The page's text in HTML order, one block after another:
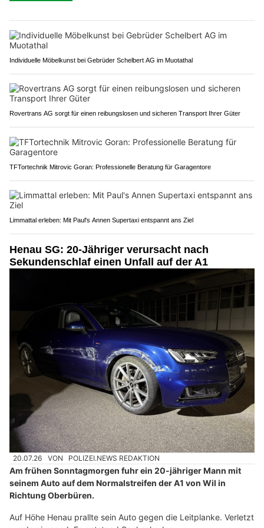
Individuelle Möbelkunst bei Gebrüder Schelbert AG im Muotathal
Rovertrans AG sorgt für einen reibungslosen und sicheren Transport Ihrer Güter
TFTortechnik Mitrovic Goran: Professionelle Beratung für Garagentore
Limmattal erleben: Mit Paul's Annen Supertaxi entspannt ans Ziel
Henau SG: 20-Jähriger verursacht nach
Sekundenschlaf einen Unfall auf der A1
20.07.26 VON POLIZEI.NEWS REDAKTION
Am frühen Sonntagmorgen fuhr ein 20-jähriger Mann mit
seinem Auto auf dem Normalstreifen der A1 von Wil in
Richtung Oberbüren.
Auf Höhe Henau prallte sein Auto gegen die Leitplanke. Verletzt